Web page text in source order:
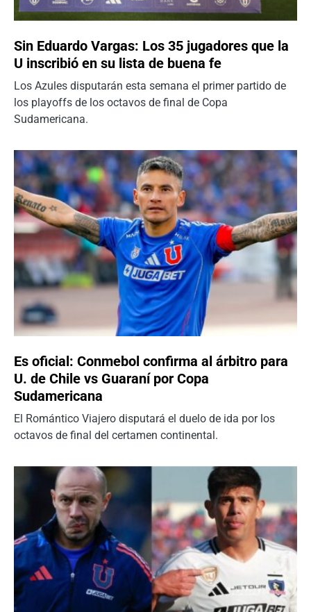
Sin Eduardo Vargas: Los 35 jugadores que la
U inscribió en su lista de buena fe
Los Azules disputarán esta semana el primer partido de
los playoffs de los octavos de final de Copa
Sudamericana.
Es oficial: Conmebol confirma al árbitro para
U. de Chile vs Guaraní por Copa
Sudamericana
El Romántico Viajero disputará el duelo de ida por los
octavos de final del certamen continental.